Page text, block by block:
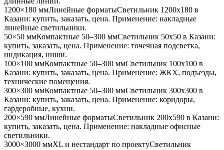
1200×180 ммЛинейные форматыСветильник 1200x180 в
Казани: купить, заказать, цена. Применение: накладные
линейные светильники.
50×50 ммКомпактные 50–300 ммСветильник 50x50 в Казани:
купить, заказать, цена. Применение: точечная подсветка,
индикация, ниши.
100×100 ммКомпактные 50–300 ммСветильник 100x100 в
Казани: купить, заказать, цена. Применение: ЖКХ, подъезды,
технические помещения.
300×300 ммКомпактные 50–300 ммСветильник 300x300 в
Казани: купить, заказать, цена. Применение: коридоры,
гардеробные, кухни.
200×590 ммЛинейные форматыСветильник 200x590 в Казани:
купить, заказать, цена. Применение: накладные офисные
светильники.
3000×3000 ммXL и нестандарт по проектуСветильник